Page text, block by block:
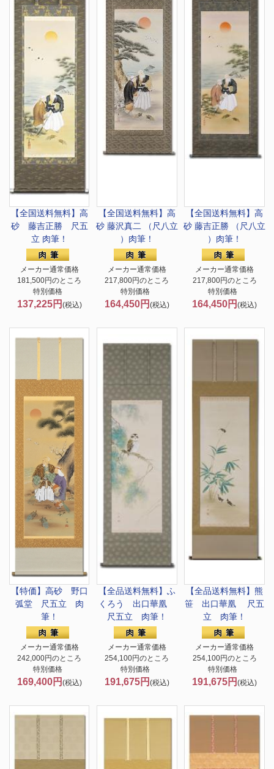
【全国送料無料】 高
砂 藤吉正勝 尺五
立 肉筆！
メーカー通常価格
181,500円のところ
特別価格
137,225円 (税込)
【全国送料無料】 高
砂 藤沢真二 （尺八立
）肉筆！
メーカー通常価格
217,800円のところ
特別価格
164,450円 (税込)
【全国送料無料】高
砂 藤吉正勝 （尺八立
）肉筆！
メーカー通常価格
217,800円のところ
特別価格
164,450円(税込)
【特価】高砂 野口
弧堂 尺五立 肉
筆！
メーカー通常価格
242,000円のところ
特別価格
169,400円 (税込)
【全品送料無料】 ふ
くろう 出口華凰
尺五立 肉筆！
メーカー通常価格
254,100円のところ
特別価格
191,675円 (税込)
【全品送料無料】熊
笹 出口華凰 尺五
立 肉筆！
メーカー通常価格
254,100円のところ
特別価格
191,675円(税込)